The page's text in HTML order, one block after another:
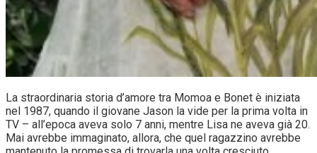
La straordinaria storia d’amore tra Momoa e Bonet è iniziata
nel 1987, quando il giovane Jason la vide per la prima volta in
TV – all’epoca aveva solo 7 anni, mentre Lisa ne aveva già 20.
Mai avrebbe immaginato, allora, che quel ragazzino avrebbe